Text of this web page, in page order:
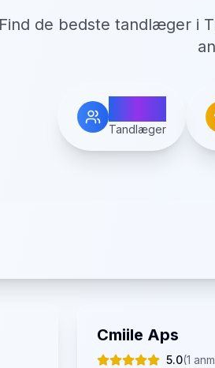
Find de bedste tandlæger i
Tandlæger
Cmiile Aps
5.0(1